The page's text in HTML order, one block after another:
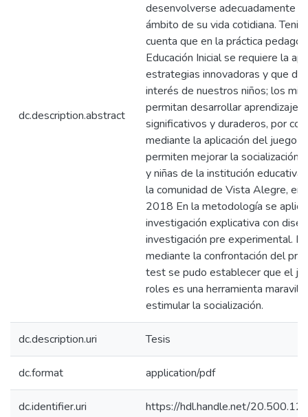
dc.description.abstract
desenvolverse adecuadamente
ámbito de su vida cotidiana.
cuenta que en la práctica
Educación Inicial se requiere la
estrategias innovadoras y que
interés de nuestros niños; los
permitan desarrollar aprendizajes
significativos y duraderos, por
mediante la aplicación del juego
permiten mejorar la socialización
y niñas de la institución educativa
la comunidad de Vista Alegre, en
2018 En la metodología se
investigación explicativa con
investigación pre experimental.
mediante la confrontación del
test se pudo establecer que el
roles es una herramienta
estimular la socialización.
dc.description.uri Tesis
dc.format application/pdf
dc.identifier.uri https://hdl.handle.net/